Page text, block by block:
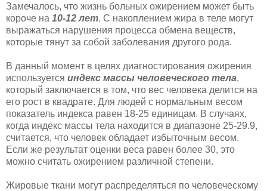
Замечалось, что жизнь больных ожирением может быть
короче на 10-12 лет. С накоплением жира в теле могут
выражаться нарушения процесса обмена веществ,
которые тянут за собой заболевания другого рода.
В данный момент в целях диагностирования ожирения
используется индекс массы человеческого тела,
который заключается в том, что вес человека делится на
его рост в квадрате. Для людей с нормальным весом
показатель индекса равен 18-25 единицам. В случаях,
когда индекс массы тела находится в диапазоне 25-29.9,
считается, что человек обладает избыточным весом.
Если же результат оценки веса равен более 30, это
можно считать ожирением различной степени.
Жировые ткани могут распределяться по человеческому